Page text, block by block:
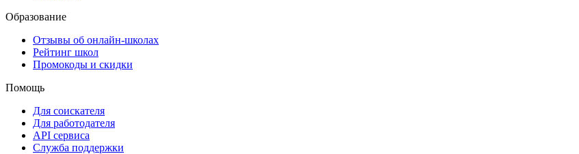
Образование
Отзывы об онлайн-школах
Рейтинг школ
Промокоды и скидки
Помощь
Для соискателя
Для работодателя
API сервиса
Служба поддержки